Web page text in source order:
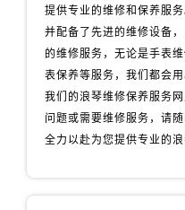
提供专业的维修和保养服
并配备了先进的维修设备
的维修服务，无论是手表
表保养等服务，我们都会
我们的浪琴维修保养服务
问题或需要维修服务，请
全力以赴为您提供专业的